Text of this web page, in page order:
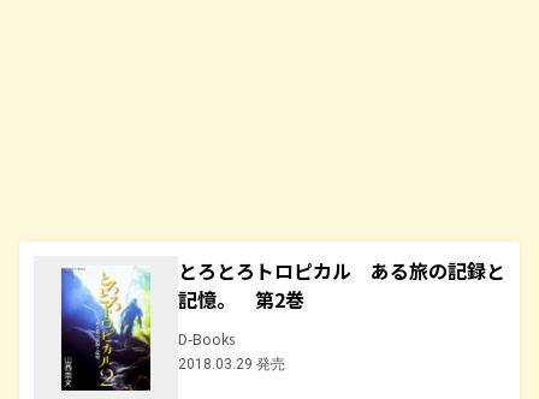
とろとろトロピカル ある旅の記録と
記憶。 第2巻
D-Books
2018.03.29 発売